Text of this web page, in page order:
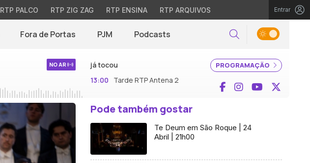
RTP PALCO RTP ZIG ZAG RTP ENSINA RTP ARQUIVOS Entrar
Fora de Portas PJM Podcasts Pesquisar
NO AR PROGRAMAÇÃO
já tocou
13:00
Tarde RTP Antena 2 Facebook
InstagramYouTube
Pode também gostar
Te Deum em São Roque | 24
Abril | 21h00